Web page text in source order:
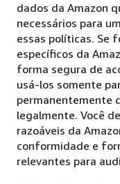
dados da Amazon
necessários para
essas políticas. Se
específicos da
forma segura de
usá-los somente
permanentemente
legalmente. Você
razoáveis da
conformidade e
relevantes para